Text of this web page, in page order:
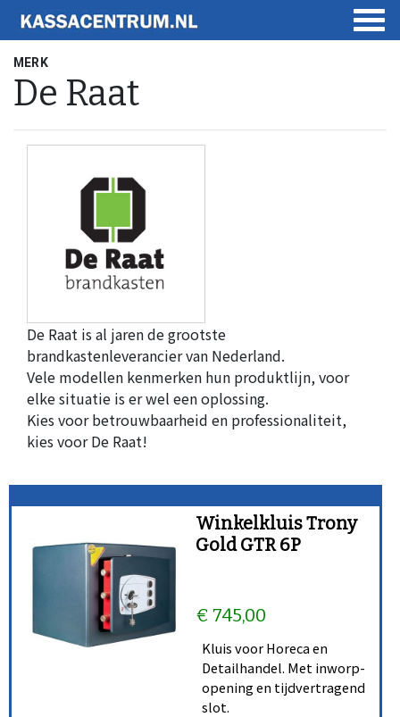
MERK
De Raat
De Raat is al jaren de grootste
brandkastenleverancier van Nederland.
Vele modellen kenmerken hun produktlijn, voor
elke situatie is er wel een oplossing.
Kies voor betrouwbaarheid en professionaliteit,
kies voor De Raat!
Winkelkluis Trony
Gold GTR 6P
€ 745,00
Kluis voor Horeca en
Detailhandel. Met inworp-
opening en tijdvertragend
slot.